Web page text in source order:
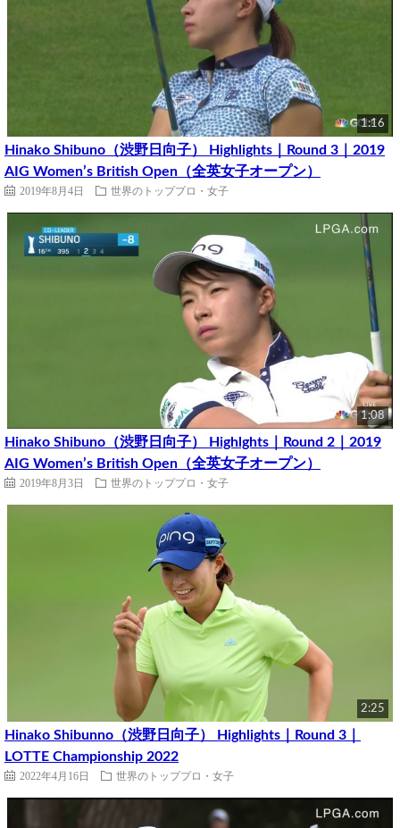
1:16
Hinako Shibuno（渋野日向子） Highlights｜Round 3｜2019
AIG Women’s British Open（全英女子オープン）
2019年8月4日 世界のトッププロ・女子
1:08
Hinako Shibuno（渋野日向子） Highlghts｜Round 2｜2019
AIG Women’s British Open（全英女子オープン）
2019年8月3日 世界のトッププロ・女子
2:25
Hinako Shibunno（渋野日向子） Highlights｜Round 3｜
LOTTE Championship 2022
2022年4月16日 世界のトッププロ・女子